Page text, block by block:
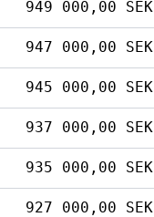
949 000,00 SEK
947 000,00 SEK
945 000,00 SEK
937 000,00 SEK
935 000,00 SEK
927 000,00 SEK